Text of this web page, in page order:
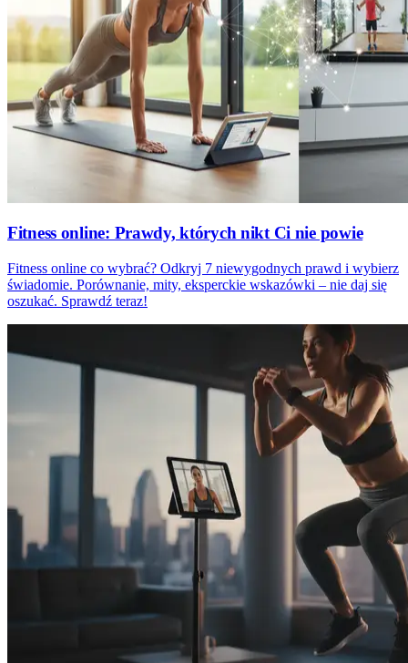
Fitness online: Prawdy, których nikt Ci nie powie
Fitness online co wybrać? Odkryj 7 niewygodnych prawd i wybierz
świadomie. Porównanie, mity, eksperckie wskazówki – nie daj się
oszukać. Sprawdź teraz!